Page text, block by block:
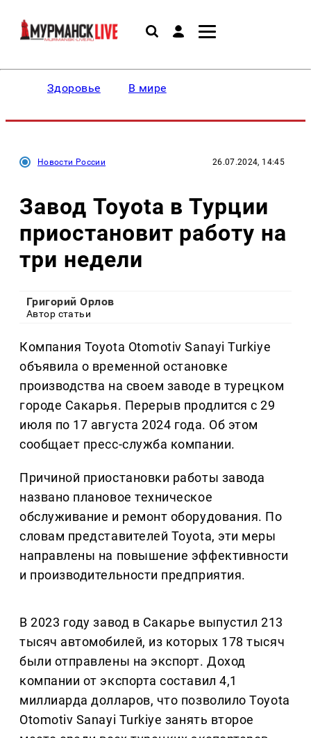
Здоровье В мире
Новости России 26.07.2024, 14:45
Завод Toyota в Турции
приостановит работу на
три недели
Григорий Орлов
Автор статьи
Компания Toyota Otomotiv Sanayi Turkiye
объявила о временной остановке
производства на своем заводе в турецком
городе Сакарья. Перерыв продлится с 29
июля по 17 августа 2024 года. Об этом
сообщает пресс-служба компании.
Причиной приостановки работы завода
названо плановое техническое
обслуживание и ремонт оборудования. По
словам представителей Toyota, эти меры
направлены на повышение эффективности
и производительности предприятия.
В 2023 году завод в Сакарье выпустил 213
тысяч автомобилей, из которых 178 тысяч
были отправлены на экспорт. Доход
компании от экспорта составил 4,1
миллиарда долларов, что позволило Toyota
Otomotiv Sanayi Turkiye занять второе